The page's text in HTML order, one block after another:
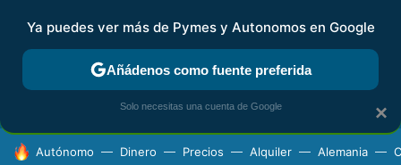
FISCALIDAD Y CONTABILIDAD KIT DIGITAL RENTA
HOY SE HABLA DE
Autónomo Dinero Precios Alquiler Alemania
×
Ya puedes ver más de Pymes y Autonomos en Google
Añádenos como fuente preferida
Solo necesitas una cuenta de Google